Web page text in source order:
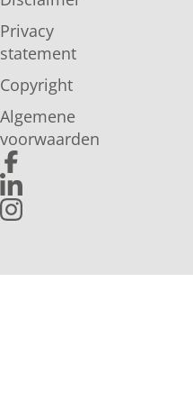
Privacy
statement
Copyright
Algemene
voorwaarden